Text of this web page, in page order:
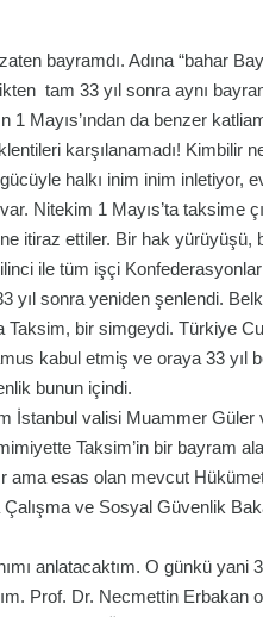
bayramdı. Adına “bahar
tam 33 yıl sonra aynı
1 Mayıs’ından da benzer
karşılanamadı! Kimbilir
halkı inim inim inletiyor,
Nitekim 1 Mayıs’ta taksime
itiraz ettiler. Bir hak yürüyüşü,
ile tüm işçi
yıl sonra yeniden şenlendi.
Taksim, bir simgeydi. Türkiye
kabul etmiş ve oraya 33 yıl
bunun içindi.
İstanbul valisi Muammer
Taksim’in bir bayram
ama esas olan mevcut
Çalışma ve Sosyal Güvenlik
anlatacaktım. O günkü yani
Prof. Dr. Necmettin Erbakan